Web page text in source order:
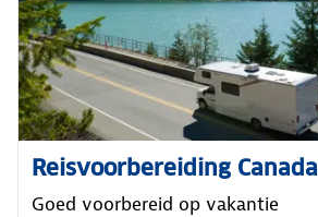
Reisvoorbereiding Canada
Goed voorbereid op vakantie